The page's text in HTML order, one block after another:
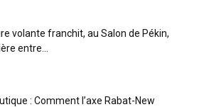
volante franchit, au Salon de Pékin,
entre...
: Comment l’axe Rabat-New